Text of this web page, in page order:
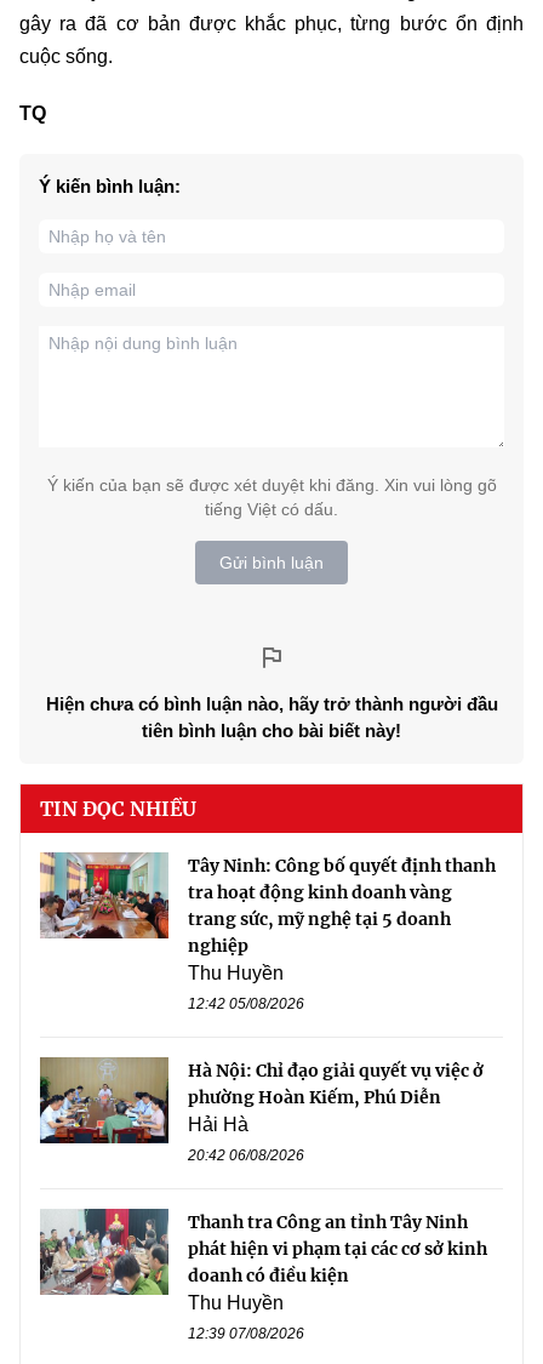
gây ra đã cơ bản được khắc phục, từng bước ổn định
cuộc sống.
TQ
Ý kiến bình luận:
Ý kiến của bạn sẽ được xét duyệt khi đăng. Xin vui lòng gõ
tiếng Việt có dấu.
Gửi bình luận
Hiện chưa có bình luận nào, hãy trở thành người đầu
tiên bình luận cho bài biết này!
TIN ĐỌC NHIỀU
Tây Ninh: Công bố quyết định thanh
tra hoạt động kinh doanh vàng
trang sức, mỹ nghệ tại 5 doanh
nghiệp
Thu Huyền
12:42 05/08/2026
Hà Nội: Chỉ đạo giải quyết vụ việc ở
phường Hoàn Kiếm, Phú Diễn
Hải Hà
20:42 06/08/2026
Thanh tra Công an tỉnh Tây Ninh
phát hiện vi phạm tại các cơ sở kinh
doanh có điều kiện
Thu Huyền
12:39 07/08/2026